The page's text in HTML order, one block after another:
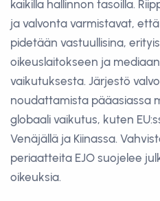
kaikilla hallinnon tasoilla.
ja valvonta varmistavat, että
pidetään vastuullisina,
oikeuslaitokseen ja
vaikutuksesta. Järjestö
noudattamista pääasiassa
globaali vaikutus, kuten
Venäjällä ja Kiinassa.
periaatteita EJO suojelee
oikeuksia.